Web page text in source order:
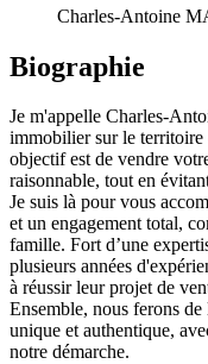
Charles-Antoine
Biographie
Je m'appelle Charles-
immobilier sur le territoire
objectif est de vendre
raisonnable, tout en
Je suis là pour vous
et un engagement total,
famille. Fort d’une
plusieurs années
à réussir leur projet de
Ensemble, nous ferons
unique et authentique,
notre démarche.